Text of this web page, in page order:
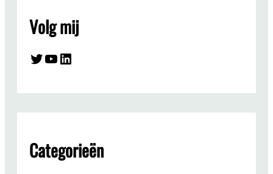
Volg mij
Twitter YouTube LinkedIn
Categorieën